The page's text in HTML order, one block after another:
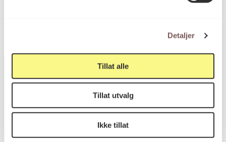
Detaljer
Tillat alle
Tillat utvalg
Ikke tillat
Postadresse